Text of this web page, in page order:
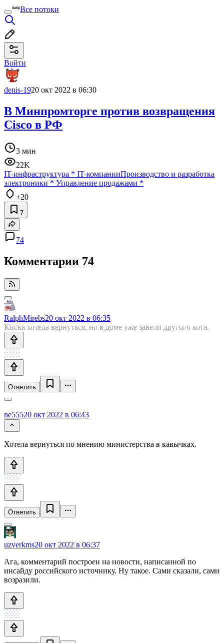
Все потоки
Войти
denis-1920 окт 2022 в 06:30
В Минпромторге против возвращения
Cisco в РФ
3 мин
22K
IT-инфраструктура * IT-компанииПроизводство и разработка
электроники * Управление продажами *
+20
7
74
Комментарии 74
RalphMirebs20 окт 2022 в 06:35
Киска хотела вернуться, но в доме уже завели другого кота.
Ответить
ne55520 окт 2022 в 06:43
Хотела вернуться по мнению министерства в кавычках.
Ответить
uzverkms20 окт 2022 в 06:37
Ага, комментарий построен на новости, написанной по
инсайду российского источнику. Ну такое. Сами сказали, сами
возразили.